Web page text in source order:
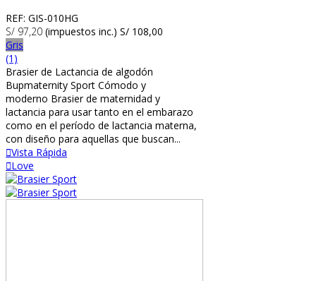
REF: GIS-010HG
S/ 97,20 (impuestos inc.) S/ 108,00
Gris
(1)
Brasier de Lactancia de algodón
Bupmaternity Sport Cómodo y
moderno Brasier de maternidad y
lactancia para usar tanto en el embarazo
como en el período de lactancia materna,
con diseño para aquellas que buscan...
Vista Rápida
Love